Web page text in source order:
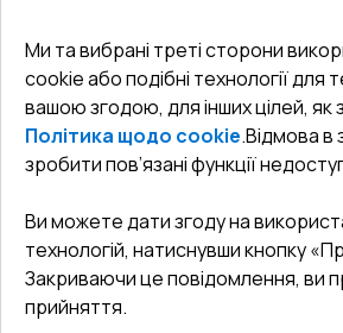
black з двох сторін
Профільна система:
Глибина профілю :
Ущільнення
₴32,085.34
₴22,459.75
Ми та вибрані треті сторони
cookie або подібні технології для
вашою згодою, для інших цілей, як
Політика щодо cookie.Відмова в
зробити пов’язані функції
Ви можете дати згоду на
технологій, натиснувши кнопку
Закриваючи це повідомлення, ви
прийняття.